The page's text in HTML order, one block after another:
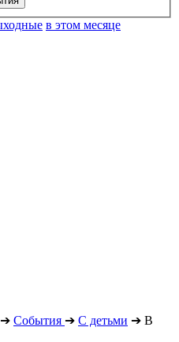
в этом месяце
➔ События ➔ С детьми ➔ В